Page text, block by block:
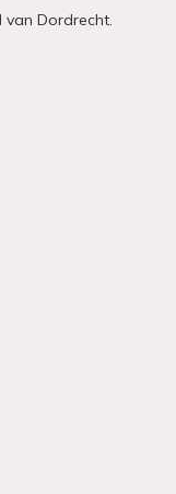
van Dordrecht.